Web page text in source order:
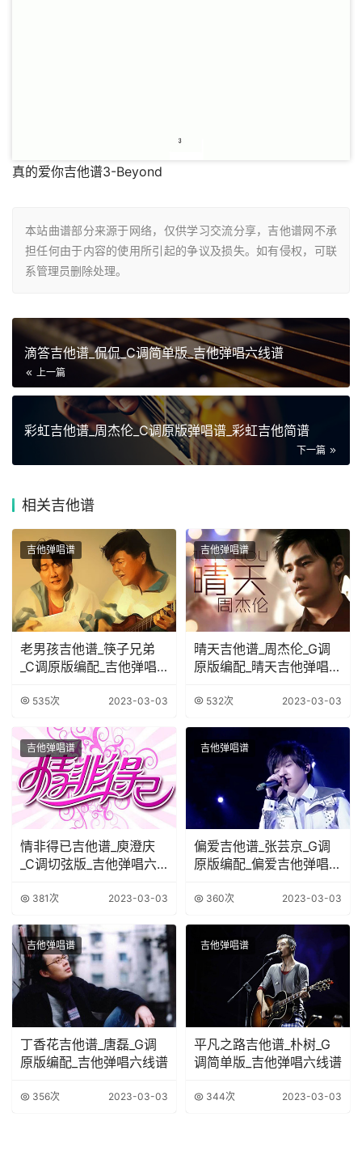
真的爱你吉他谱3-Beyond
本站曲谱部分来源于网络，仅供学习交流分享，吉他谱网不承
担任何由于内容的使用所引起的争议及损失。如有侵权，可联
系管理员删除处理。
滴答吉他谱_侃侃_C调简单版_吉他弹唱六线谱
上一篇
彩虹吉他谱_周杰伦_C调原版弹唱谱_彩虹吉他简谱
下一篇
相关吉他谱
吉他弹唱谱
老男孩吉他谱_筷子兄弟
_C调原版编配_吉他弹唱
535次 2023-03-03
吉他弹唱谱
晴天吉他谱_周杰伦_G调
原版编配_晴天吉他弹唱六
532次 2023-03-03
吉他弹唱谱
情非得已吉他谱_庾澄庆
_C调切弦版_吉他弹唱六
381次 2023-03-03
吉他弹唱谱
偏爱吉他谱_张芸京_G调
原版编配_偏爱吉他弹唱六
360次 2023-03-03
吉他弹唱谱
丁香花吉他谱_唐磊_G调
原版编配_吉他弹唱六线谱
356次 2023-03-03
吉他弹唱谱
平凡之路吉他谱_朴树_G
调简单版_吉他弹唱六线谱
344次 2023-03-03